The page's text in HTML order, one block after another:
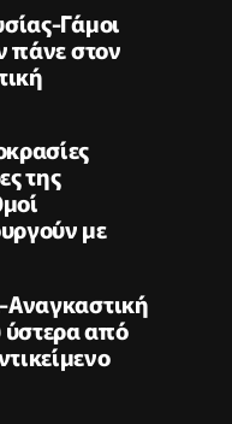
Γάμοι
πάνε στον
της
με
Αναγκαστική
από